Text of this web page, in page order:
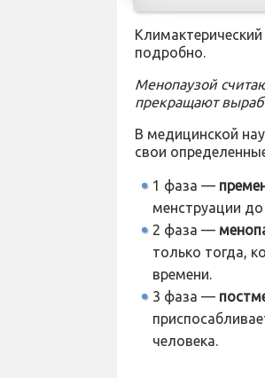
подробно.
Менопаузой
прекращают
В медицинской
свои
1 фаза —
менструации
2 фаза —
только тогда,
времени.
3 фаза —
человека.